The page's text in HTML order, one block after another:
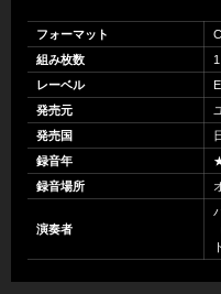
フォーマット
組み枚数
1
レーベル
発売元
発売国
録音年
録音場所
演奏者